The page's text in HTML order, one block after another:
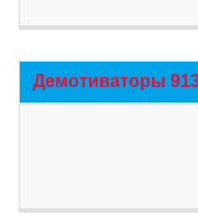
Демотиваторы